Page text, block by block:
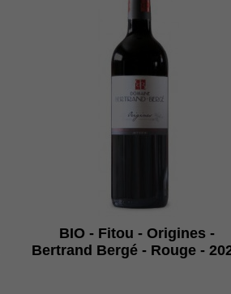
BIO - Fitou - Origines -
Bertrand Bergé - Rouge -